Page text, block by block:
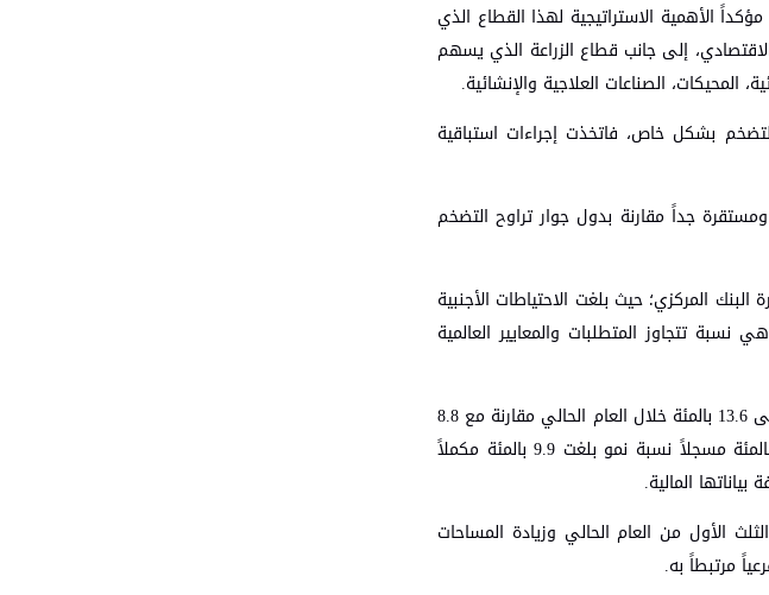
التحويلية استحوذ على المساهمة الأكبر في هذا النمو بنسبة بلغت 16.6 بالمئة مؤكداً الأهمية الاستراتيجية لهذا القطاع الذي
الاقتصادي، إلى جانب قطاع الزراعة الذي يسهم
الصناعات العلاجية والإنشائية.
بشكل خاص، فاتخذت إجراءات استباقية
المملكة عند 1.88 بالمئة وهي نسبة معقولة ومستقرة جداً مقارنة بدول جوار تراوح التضخم
المركزي؛ حيث بلغت الاحتياطات الأجنبية
سيولة نقدية ممتازة، وتسجيل نسبة كفاية رأس مال بلغت 18 بالمئة ، وهي نسبة تتجاوز المتطلبات والمعايير العالمية
وفيما يتعلق بـ "بورصة عمان" كأحد المؤشرات الاقتصادية الحيوية، أكد شحادة أن حجم التداول اليومي ارتفع إلى 13.6 بالمئة خلال العام الحالي مقارنة مع 8.8
% بالعام الماضي، في حين ارتفعت القيمة السوقية للشركات بنسبة 5 بالمئة والمؤشر السعري بنسبة 6.6 بالمئة مسجلاً نسبة نمو بلغت 9.9 بالمئة مكملاً
نمواً قوياً تمثل في ارتفاع رخص البناء بنسبة 14.7 بالمئة خلال الثلث الأول من العام الحالي وزيادة المساحات